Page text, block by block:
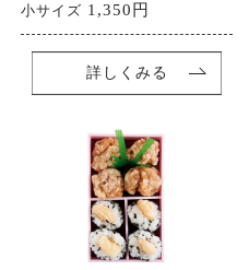
小サイズ 1,350円
詳しくみる